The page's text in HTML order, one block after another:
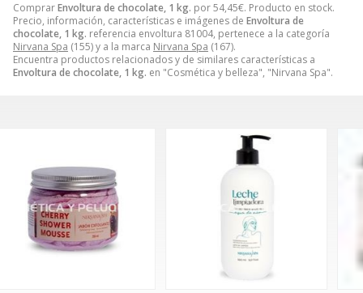
ComprarEnvoltura de chocolate, 1 kg. por54,45€. Producto en stock.
Precio, información, características e imágenes de Envoltura de
chocolate, 1 kg. referencia envoltura 81004, pertenece a la categoría
Nirvana Spa (155) y a la marca Nirvana Spa (167).
Encuentra productos relacionados y de similares características a
Envoltura de chocolate, 1 kg. en "Cosmética y belleza", "Nirvana Spa".